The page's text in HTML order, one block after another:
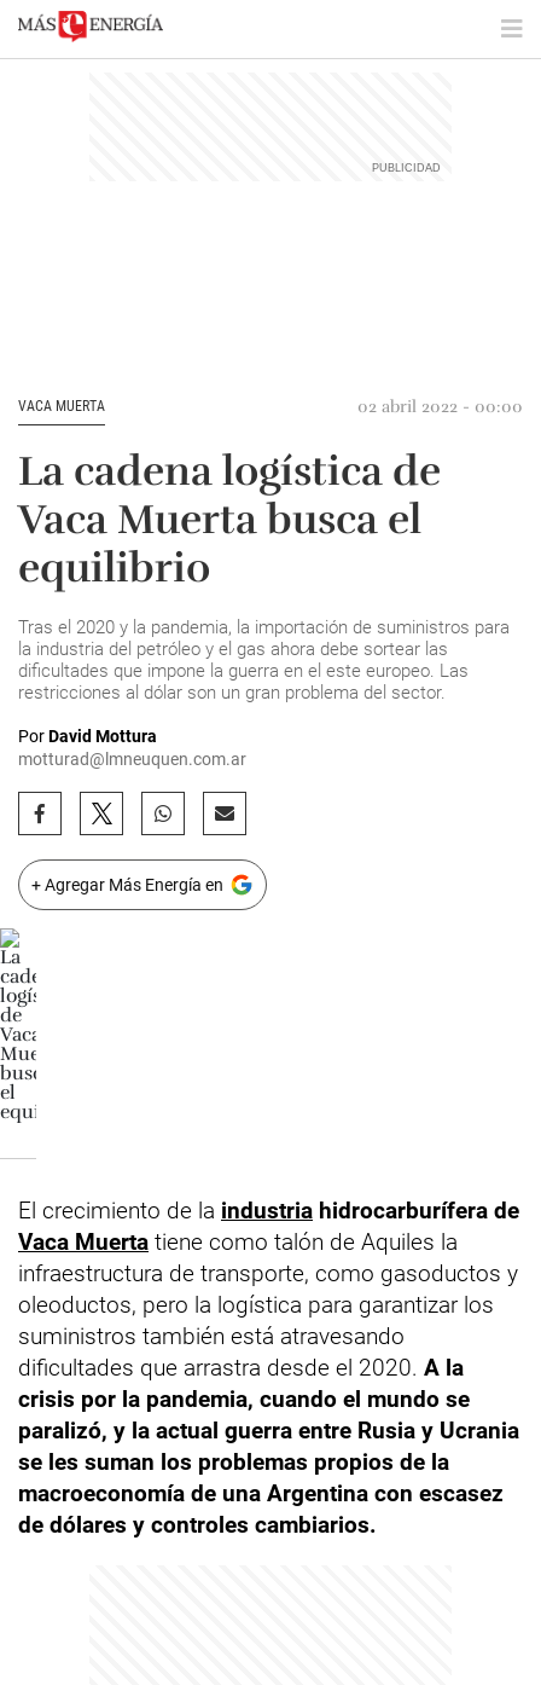
VACA MUERTA 02 abril 2022 - 00:00
La cadena logística de
Vaca Muerta busca el
equilibrio
Tras el 2020 y la pandemia, la importación de suministros para
la industria del petróleo y el gas ahora debe sortear las
dificultades que impone la guerra en el este europeo. Las
restricciones al dólar son un gran problema del sector.
PorDavid Mottura
motturad@lmneuquen.com.ar
+ Agregar Más Energía en
El crecimiento de la industria hidrocarburífera de
Vaca Muerta tiene como talón de Aquiles la
infraestructura de transporte, como gasoductos y
oleoductos, pero la logística para garantizar los
suministros también está atravesando
dificultades que arrastra desde el 2020. A la
crisis por la pandemia, cuando el mundo se
paralizó, y la actual guerra entre Rusia y Ucrania
se les suman los problemas propios de la
macroeconomía de una Argentina con escasez
de dólares y controles cambiarios.